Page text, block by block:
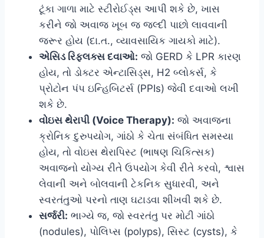
ટૂંકા ગાળા માટે સ્ટીરોઈડ્સ આપી શકે છે, ખાસ
કરીને જો અવાજ ખૂબ જ જલ્દી પાછો લાવવાની
જરૂર હોય (દા.ત., વ્યાવસાયિક ગાયકો માટે).
એસિડ રિફ્લક્સ દવાઓ: જો GERD કે LPR કારણ
હોય, તો ડોક્ટર એન્ટાસિડ્સ, H2 બ્લોકર્સ, કે
પ્રોટોન પંપ ઇન્હિબિટર્સ (PPIs) જેવી દવાઓ લખી
શકે છે.
વોઇસ થેરાપી (Voice Therapy): જો અવાજના
ક્રોનિક દુરુપયોગ, ગાંઠો કે ચેતા સંબંધિત સમસ્યા
હોય, તો વોઇસ થેરાપિસ્ટ (ભાષણ ચિકિત્સક)
અવાજનો યોગ્ય રીતે ઉપયોગ કેવી રીતે કરવો, શ્વાસ
લેવાની અને બોલવાની ટેકનિક સુધારવી, અને
સ્વરતંતુઓ પરનો તાણ ઘટાડવા શીખવી શકે છે.
સર્જરી: ભાગ્યે જ, જો સ્વરતંતુ પર મોટી ગાંઠો
(nodules), પોલિપ્સ (polyps), સિસ્ટ (cysts), કે